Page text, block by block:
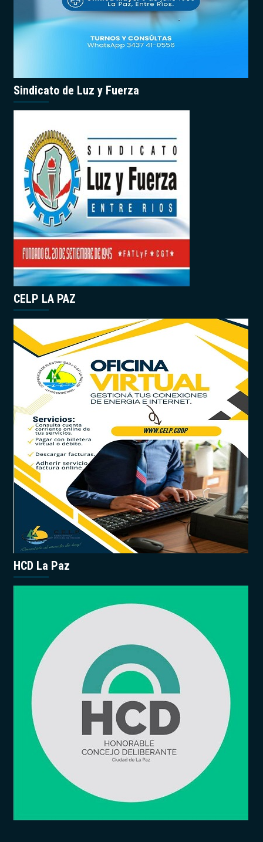
Sindicato de Luz y Fuerza
CELP LA PAZ
HCD La Paz